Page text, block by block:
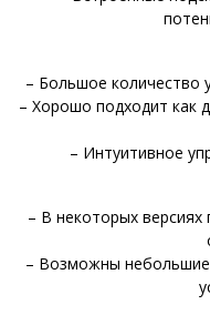
– Большое количество
– Хорошо подходит как
– Интуитивное
– В некоторых
– Возможны небольшие